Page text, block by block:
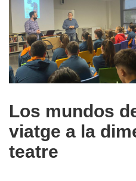
Los mundos
viatge a la
teatre